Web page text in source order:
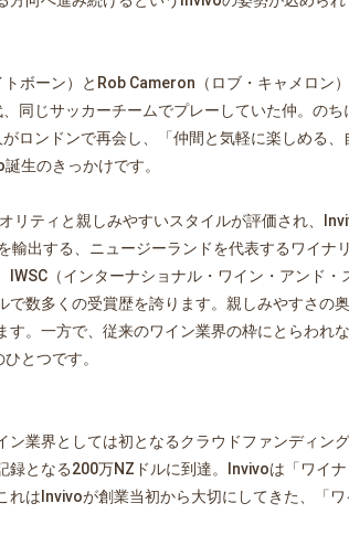
ボーン）とRob Cameron（ロブ・キャメロン
同じサッカーチームでプレーしていた仲。の
ロンドンで再会し、「仲間と気軽に楽しめる
生のきっかけです。
リティと親しみやすいスタイルが評価され、
輸出する、ニュージーランドを代表するワイナ
（インターナショナル・ワイン・アンド・
数多くの受賞歴を誇ります。親しみやすさの
。一方で、従来のワイン業界の枠にとらわれ
とつです。
業界としては初となるクラウドファンディン
録となる200万NZドルに到達。Invivoは「ワイ
はInvivoが創業当初から大切にしてきた、「